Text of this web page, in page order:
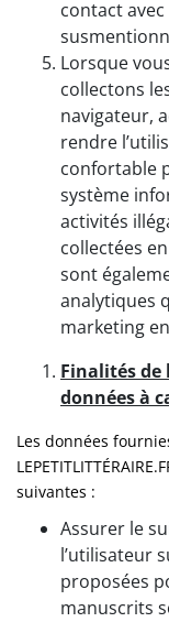
contact avec
Lorsque
collectons
navigateur,
rendre
confortable
système
activités
collectées
sont
analytiques
marketing
Finalités
données à
Les données
suivantes :
Assurer le
l’utilisateur
proposées
manuscrits